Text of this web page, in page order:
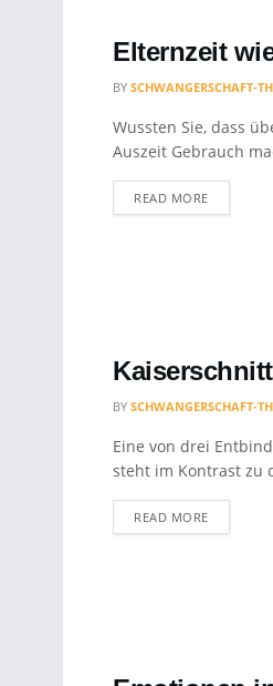
Elternzeit
BY SCHWANGERSCHAFT-
Wussten Sie, dass
Auszeit Gebrauch
READ MOREDETAILS
BY SCHWANGERSCHAFT-
Eine von drei
steht im Kontrast zu
READ MOREDETAILS